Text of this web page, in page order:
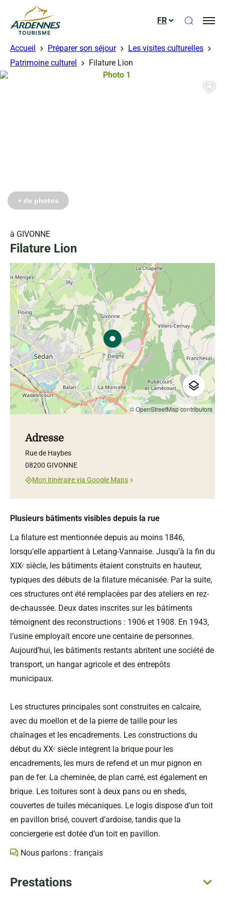
ADT des Ardennes
FR Ouvrir
Accueil Préparer son séjour
Les visites culturelles
Patrimoine culturel
Filature Lion
à GIVONNE
Filature Lion
Photo 1, © Droits gérés – Philippot
+ de photos
Plusieurs bâtiments visibles depuis la rue
La filature est mentionnée depuis au moins 1846,
lorsqu’elle appartient à Letang-Vannaise. Jusqu’à la fin du
XIXᵉ siècle, les bâtiments étaient construits en hauteur,
typiques des débuts de la filature mécanisée. Par la suite,
ces structures ont été remplacées par des ateliers en rez-
de-chaussée. Deux dates inscrites sur les bâtiments
témoignent des reconstructions : 1906 et 1908. En 1943,
l’usine employait encore une centaine de personnes.
Aujourd’hui, les bâtiments restants abritent une société de
transport, un hangar agricole et des entrepôts
municipaux.
Les structures principales sont construites en calcaire,
avec du moellon et de la pierre de taille pour les
chaînages et les encadrements. Les constructions du
début du XXᵉ siècle intègrent la brique pour les
encadrements, les murs de refend et un mur pignon en
pan de fer. La cheminée, de plan carré, est également en
brique. Les toitures sont à deux pans ou en sheds,
couvertes de tuiles mécaniques. Le logis dispose d’un toit
en pavillon brisé, couvert d’ardoise, tandis que la
conciergerie est dotée d’un toit en pavillon.
Nous parlons : français
Prestations
© OpenStreetMap contributors
Adresse
Rue de Haybes
08200 GIVONNE
Mon itinéraire via Google Maps